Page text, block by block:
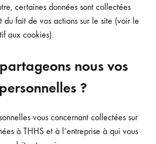
certaines données sont collectées
du fait de vos actions sur le site (voir le
aux cookies).
nous vos
?
vous concernant collectées sur
à THHS et à l’entreprise à qui vous